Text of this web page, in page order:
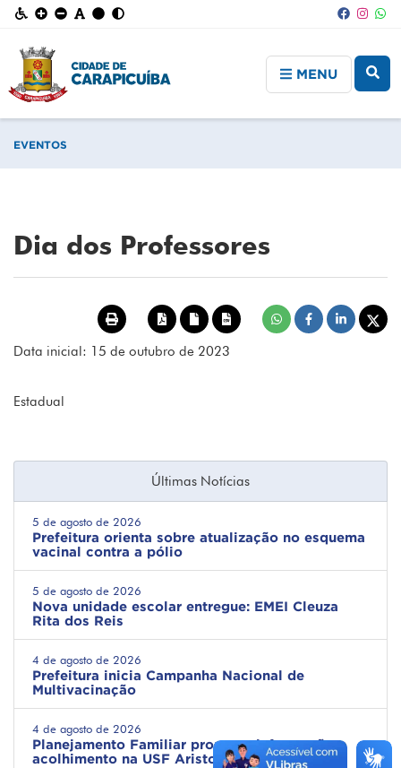
MENU
EVENTOS
Dia dos Professores
Data inicial: 15 de outubro de 2023
Estadual
Últimas Notícias
5 de agosto de 2026
Prefeitura orienta sobre atualização no esquema
vacinal contra a pólio
5 de agosto de 2026
Nova unidade escolar entregue: EMEI Cleuza
Rita dos Reis
4 de agosto de 2026
Prefeitura inicia Campanha Nacional de
Multivacinação
4 de agosto de 2026
Planejamento Familiar promove informação e
acolhimento na USF Ariston